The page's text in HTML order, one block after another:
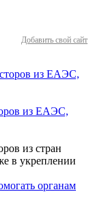
Добавить свой сайт
из ЕАЭС,
из стран
в укреплении